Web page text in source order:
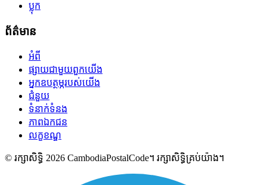
ប្លុក
ព័ត៌មាន
អំពី
ផ្សាយជាមួយពួកយើង
អ្នកឧបត្ថម្ភរបស់យើង
ជំនួយ
ទំនាក់ទំនង
ភាពឯកជន
លក្ខខណ្ឌ
© រក្សាសិទ្ធិ 2026 CambodiaPostalCode។ រក្សាសិទ្ធិគ្រប់យ៉ាង។